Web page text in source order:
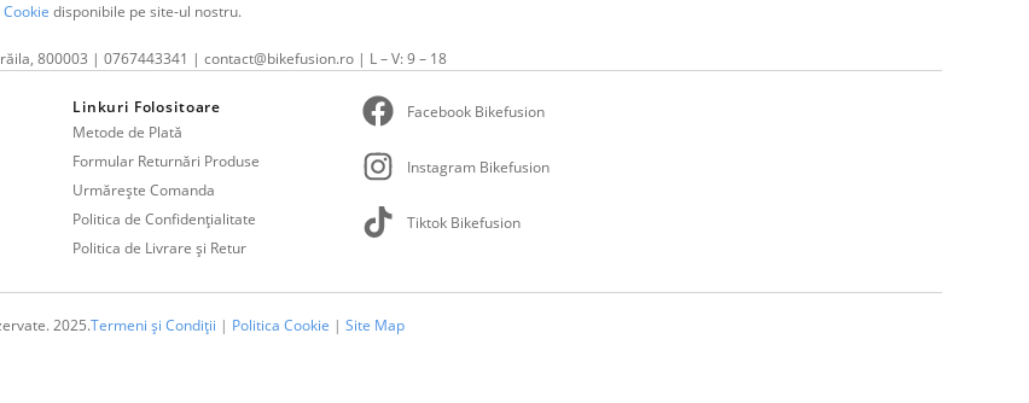
disponibile pe site-ul nostru.
800003 | 0767443341 | contact@bikefusion.ro | L – V: 9 – 18
Linkuri Folositoare
Metode de Plată
Formular Returnări Produse
Urmărește Comanda
Politica de Confidențialitate
Politica de Livrare și Retur
Facebook Bikefusion
Instagram Bikefusion
Tiktok Bikefusion
2025.Termeni și Condiții | Politica Cookie | Site Map